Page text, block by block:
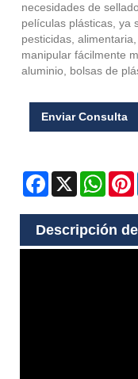
necesidades de
películas plásticas, ya
pesticidas,
manipular fácilmente
aluminio, bolsas de
Enviar Consulta
Facebook
X
Descripción